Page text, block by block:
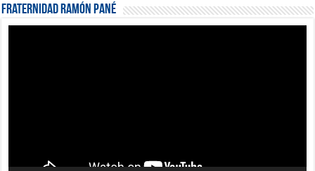
Fraternidad Ramón Pané